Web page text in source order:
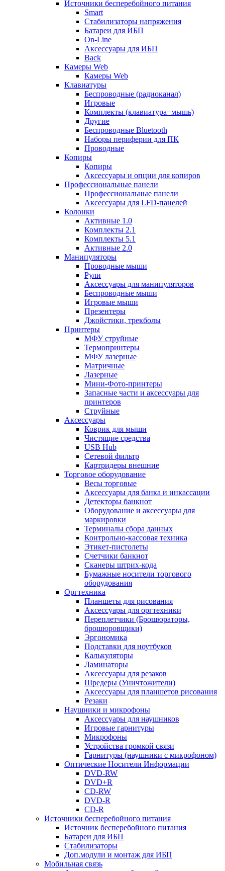
Источники бесперебойного питания
Smart
Стабилизаторы напряжения
Батареи для ИБП
On-Line
Аксессуары для ИБП
Back
Камеры Web
Камеры Web
Клавиатуры
Беспроводные (радиоканал)
Игровые
Комплекты (клавиатура+мышь)
Другие
Беспроводные Bluetooth
Наборы периферии для ПК
Проводные
Копиры
Копиры
Аксессуары и опции для копиров
Профессиональные панели
Профессиональные панели
Аксессуары для LFD-панелей
Колонки
Активные 1.0
Комплекты 2.1
Комплекты 5.1
Активные 2.0
Манипуляторы
Проводные мыши
Рули
Аксессуары для манипуляторов
Беспроводные мыши
Игровые мыши
Презентеры
Джойстики, трекболы
Принтеры
МФУ струйные
Термопринтеры
МФУ лазерные
Матричные
Лазерные
Мини-Фото-принтеры
Запасные части и аксессуары для
принтеров
Струйные
Аксессуары
Коврик для мыши
Чистящие средства
USB Hub
Сетевой фильтр
Картридеры внешние
Торговое оборудование
Весы торговые
Аксессуары для банка и инкассации
Детекторы банкнот
Оборудование и аксессуары для
маркировки
Терминалы сбора данных
Контрольно-кассовая техника
Этикет-пистолеты
Счетчики банкнот
Сканеры штрих-кода
Бумажные носители торгового
оборудования
Оргтехника
Планшеты для рисования
Аксессуары для оргтехники
Переплетчики (Брошюраторы,
брошюровщики)
Эргономика
Подставки для ноутбуков
Калькуляторы
Ламинаторы
Аксессуары для резаков
Шредеры (Уничтожители)
Аксессуары для планшетов рисования
Резаки
Наушники и микрофоны
Аксессуары для наушников
Игровые гарнитуры
Микрофоны
Устройства громкой связи
Гарнитуры (наушники с микрофоном)
Оптические Носители Информации
DVD-RW
DVD+R
CD-RW
DVD-R
CD-R
Источники бесперебойного питания
Источник бесперебойного питания
Батареи для ИБП
Стабилизаторы
Доп.модули и монтаж для ИБП
Мобильная связь